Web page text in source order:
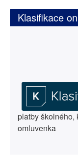
Klasifikace
platby školného,
omluvenka